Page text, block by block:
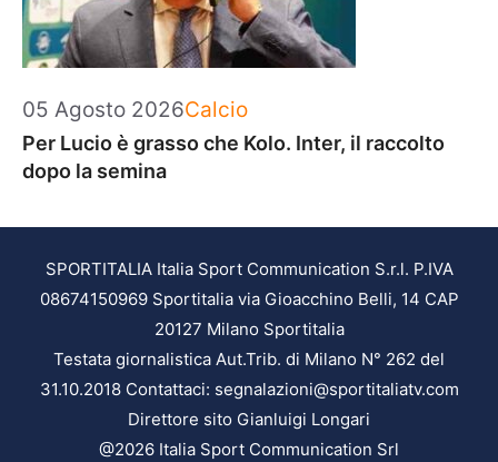
05 Agosto 2026Categorie
Calcio
Per Lucio è grasso che Kolo. Inter, il raccolto
dopo la semina
SPORTITALIA Italia Sport Communication S.r.l. P.IVA
08674150969 Sportitalia via Gioacchino Belli, 14 CAP
20127 Milano Sportitalia
Testata giornalistica Aut.Trib. di Milano N° 262 del
31.10.2018 Contattaci: segnalazioni@sportitaliatv.com
Direttore sito Gianluigi Longari
@2026 Italia Sport Communication Srl